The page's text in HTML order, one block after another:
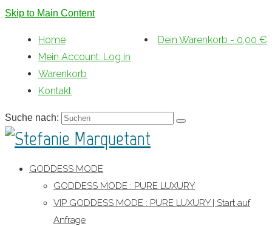
Skip to Main Content
Home
Mein Account: Log in
Warenkorb
Kontakt
Dein Warenkorb - 0,00 €
Suche nach:
GODDESS MODE
GODDESS MODE : PURE LUXURY
VIP GODDESS MODE : PURE LUXURY | Start auf
Anfrage